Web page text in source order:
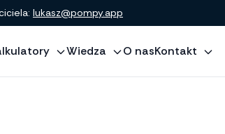
lukasz@pompy.app
Wiedza O nasKontakt